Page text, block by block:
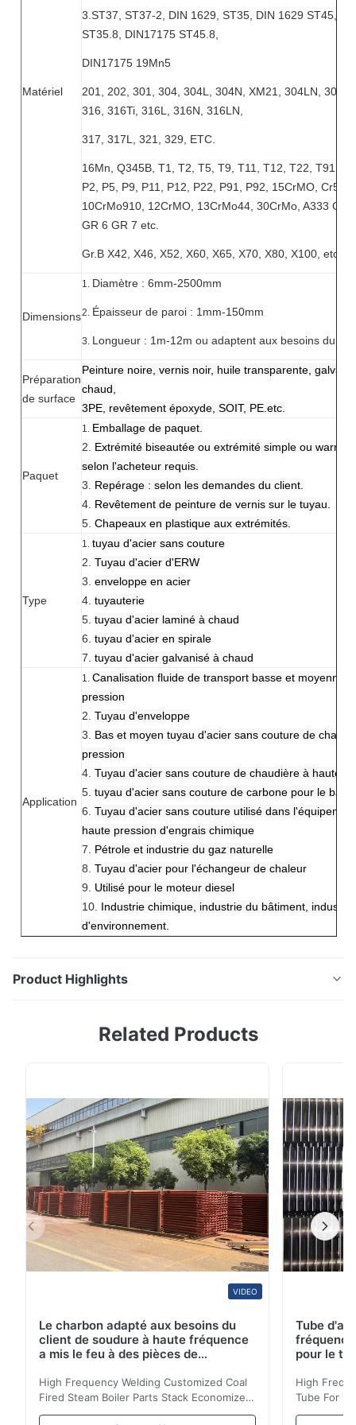
Matériel
3.ST37, ST37-2, DIN 1629, ST35, DIN 1629 ST45,
ST35.8, DIN17175 ST45.8,
DIN17175 19Mn5
201, 202, 301, 304, 304L, 304N, XM21, 304LN,
316, 316Ti, 316L, 316N, 316LN,
317, 317L, 321, 329, ETC.
16Mn, Q345B, T1, T2, T5, T9, T11, T12, T22, T91,
P2, P5, P9, P11, P12, P22, P91, P92, 15CrMO,
10CrMo910, 12CrMO, 13CrMo44, 30CrMo, A333
GR 6 GR 7 etc.
Gr.B X42, X46, X52, X60, X65, X70, X80, X100, etc.
Dimensions
1. Diamètre : 6mm-2500mm
2. Épaisseur de paroi : 1mm-150mm
3. Longueur : 1m-12m ou adaptent aux besoins du
Préparation
de surface
Peinture noire, vernis noir, huile transparente,
chaud,
3PE, revêtement époxyde, SOIT, PE.etc.
Paquet
1. Emballage de paquet.
2. Extrémité biseautée ou extrémité simple ou
selon l'acheteur requis.
3. Repérage : selon les demandes du client.
4. Revêtement de peinture de vernis sur le tuyau.
5. Chapeaux en plastique aux extrémités.
Type
1. tuyau d'acier sans couture
2. Tuyau d'acier d'ERW
3. enveloppe en acier
4. tuyauterie
5. tuyau d'acier laminé à chaud
6. tuyau d'acier en spirale
7. tuyau d'acier galvanisé à chaud
Application
1. Canalisation fluide de transport basse et moyenne
pression
2. Tuyau d'enveloppe
3. Bas et moyen tuyau d'acier sans couture de
pression
4. Tuyau d'acier sans couture de chaudière à haute
5. tuyau d'acier sans couture de carbone pour le
6. Tuyau d'acier sans couture utilisé dans
haute pression d'engrais chimique
7. Pétrole et industrie du gaz naturelle
8. Tuyau d'acier pour l'échangeur de chaleur
9. Utilisé pour le moteur diesel
10. Industrie chimique, industrie du bâtiment,
d'environnement.
Product Highlights
d'ASTM A335 P11 P91 T91 pour la chaudière
qui est employée dans un grand nombre des tuyaux
pour transporter des fluides, tels que des tuyaux ...
Related Products
VIDEO
Le charbon adapté aux besoins du
client de soudure à haute fréquence
a mis le feu à des pièces de
bobine d'économiseur
High Frequency Welding Customized Coal
Fired Steam Boiler Parts Stack Economizer
Coil Boiler economizer Boiler Economizer is
Tube
pour le
High
Tube For